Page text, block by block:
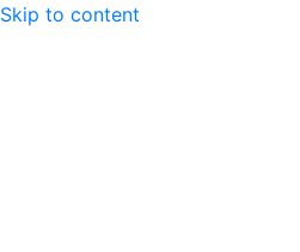
Skip to content